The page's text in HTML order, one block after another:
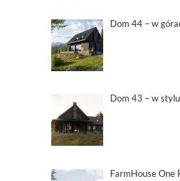
Dom 44 – w
Dom 43 – w
FarmHouse One